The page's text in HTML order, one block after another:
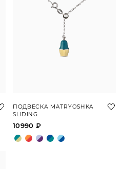
ПОДВЕСКА MATRYOSHKA
SLIDING
10990 ₽